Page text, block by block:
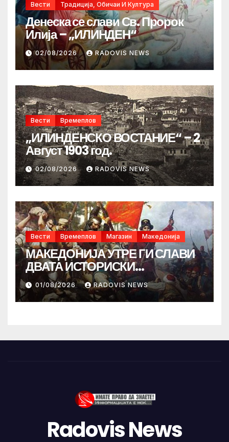
Вести Традиција, Обичаи И Култура
Денеска се слави Св. Пророк
Илија – „ИЛИНДЕН“
02/08/2026 RADOVIS NEWS
Вести Времеплов
„ИЛИНДЕНСКО ВОСТАНИЕ“ – 2
Август 1903 год.
02/08/2026 RADOVIS NEWS
Вести Времеплов Магазин Македонија
МАКЕДОНИЈА УТРЕ ГИ СЛАВИ
ДВАТА ИСТОРИСКИ
ИЛИНДЕНА!
01/08/2026 RADOVIS NEWS
Radovis News